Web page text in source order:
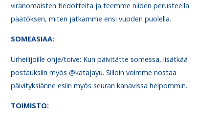
viranomaisten tiedotteita ja teemme niiden perusteella
päätöksen, miten jatkamme ensi vuoden puolella.
SOMEASIAA:
Urheilijoille ohje/toive: Kun päivitätte somessa, lisätkää
postauksiin myös @katajayu. Silloin voimme nostaa
päivityksiänne esiin myös seuran kanavissa helpommin.
TOIMISTO: